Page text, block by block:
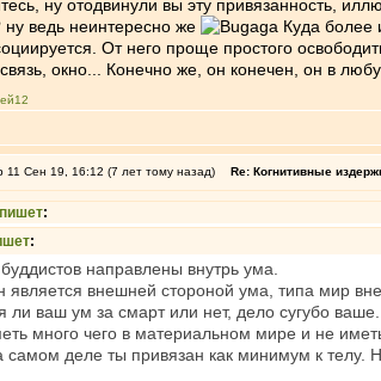
ну отодвинули вы эту привязанность,
ну ведь неинтересно же
Куда более
От него проще простого
окно... Конечно же, он конечен, он в
11 Сен 19, 16:12 (7 лет тому назад) Re: Когнитивные
пишет:
:
направлены внутрь ума.
внешней стороной ума, типа мир
ли ваш ум за смарт или нет, дело сугубо ваше.
много чего в материальном мире и не
самом деле ты привязан как минимум к телу.